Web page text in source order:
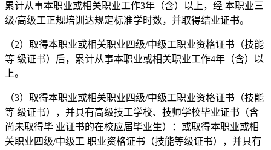
累计从事本职业或相关职业工作3年（含）以上，经 本职业三
级/高级工正规培训达规定标准学时数，并取得结业证书。
（2）取得本职业或相关职业四级/中级工职业资格证书（技能
等 级证书）后，累计从事本职业或相关职业工作4年（含）以
上。
（3）取得本职业或相关职业四级/中级工职业资格证书（技能
等 级证书），并具有高级技工学校、技师学校毕业证书（含
尚未取得毕 业证书的在校应届毕业生）：或取得本职业或相
关职业四级/中级工 职业资格证书（技能等级证书），并具有